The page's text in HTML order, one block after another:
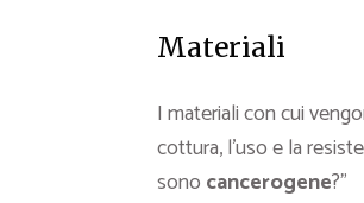
Materiali
I materiali con cui
cottura, l’uso e la
sono cancerogene?”